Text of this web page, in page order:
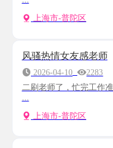
上海市-普陀区
风骚热情女友感老师
2026-04-10
2283
二刷老师了，忙完工作
...
上海市-普陀区